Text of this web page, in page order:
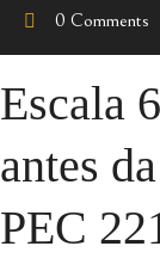
0 Comments
Escala
antes
PEC